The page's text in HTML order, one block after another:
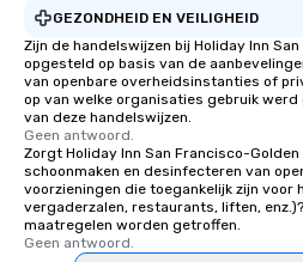
GEZONDHEID EN VEILIGHEID
Zijn de handelswijzen bij Holiday Inn
opgesteld op basis van de
van openbare overheidsinstanties of
op van welke organisaties gebruik
van deze handelswijzen.
Geen antwoord.
Zorgt Holiday Inn San Francisco-
schoonmaken en desinfecteren van
voorzieningen die toegankelijk zijn voor
vergaderzalen, restaurants, liften,
maatregelen worden getroffen.
Geen antwoord.